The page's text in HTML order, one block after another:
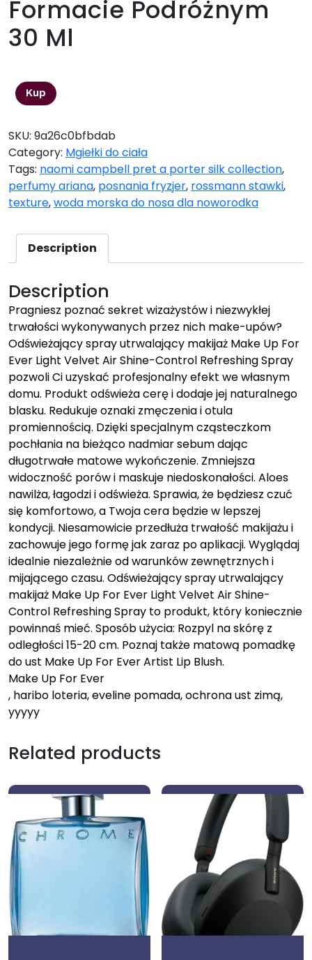
Formacie Podróżnym
30 Ml
Kup
SKU: 9a26c0bfbdab
Category: Mgiełki do ciała
Tags: naomi campbell pret a porter silk collection,
perfumy ariana, posnania fryzjer, rossmann stawki,
texture,woda morska do nosa dla noworodka
Description
Description
Pragniesz poznać sekret wizażystów i niezwykłej
trwałości wykonywanych przez nich make-upów?
Odświeżający spray utrwalający makijaż Make Up For
Ever Light Velvet Air Shine-Control Refreshing Spray
pozwoli Ci uzyskać profesjonalny efekt we własnym
domu. Produkt odświeża cerę i dodaje jej naturalnego
blasku. Redukuje oznaki zmęczenia i otula
promiennością. Dzięki specjalnym cząsteczkom
pochłania na bieżąco nadmiar sebum dając
długotrwałe matowe wykończenie. Zmniejsza
widoczność porów i maskuje niedoskonałości. Aloes
nawilża, łagodzi i odświeża. Sprawia, że będziesz czuć
się komfortowo, a Twoja cera będzie w lepszej
kondycji. Niesamowicie przedłuża trwałość makijażu i
zachowuje jego formę jak zaraz po aplikacji. Wyglądaj
idealnie niezależnie od warunków zewnętrznych i
mijającego czasu. Odświeżający spray utrwalający
makijaż Make Up For Ever Light Velvet Air Shine-
Control Refreshing Spray to produkt, który koniecznie
powinnaś mieć. Sposób użycia: Rozpyl na skórę z
odległości 15-20 cm. Poznaj także matową pomadkę
do ust Make Up For Ever Artist Lip Blush.
Make Up For Ever
, haribo loteria, eveline pomada, ochrona ust zimą,
yyyyy
Related products